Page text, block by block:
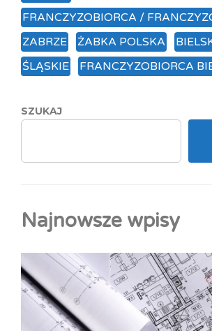
FRANCZYZOBIORCA /
ZABRZE
ŻABKA POLSKA
ŚLĄSKIE
FRANCZYZOBIORCA
SZUKAJ
Najnowsze wpisy